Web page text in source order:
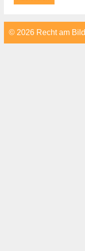
© 2026 Recht am Bild